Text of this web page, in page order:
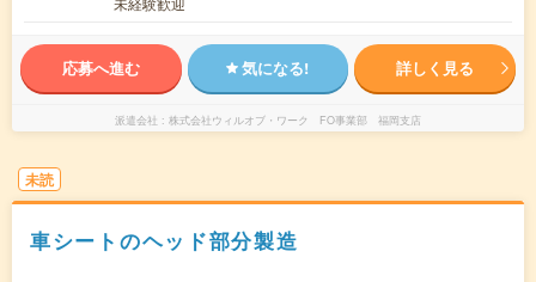
応募へ進む 気になる! 詳しく見る
派遣会社 株式会社ウィルオブ・ワーク FO事業部 福岡支店
未読
車シートのヘッド部分製造